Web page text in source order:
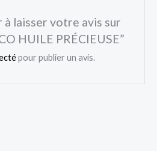
à laisser votre avis sur
HUILE PRÉCIEUSE”
pour publier un avis.